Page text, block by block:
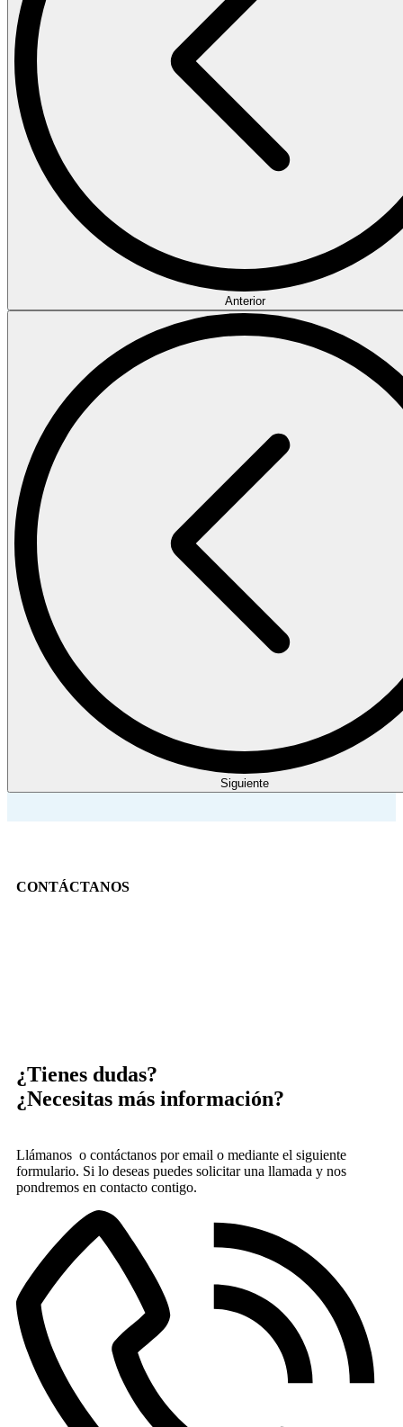
Anterior
Siguiente
CONTÁCTANOS
¿Tienes dudas?
¿Necesitas más información?
Llámanos o contáctanos por email o mediante el siguiente
formulario. Si lo deseas puedes solicitar una llamada y nos
pondremos en contacto contigo.